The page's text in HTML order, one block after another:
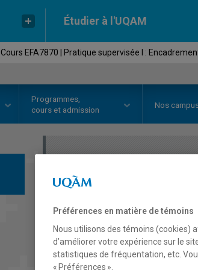
Étudier à l'UQAM
Cours EFA7870 | Pratique supervisée I :
Programmes,
cours et admission
Nos
COURS
des
Préférences en matière de témoins
Nous utilisons des témoins
d’améliorer votre expérience sur le
statistiques de fréquentation, etc.
« Préférences ».